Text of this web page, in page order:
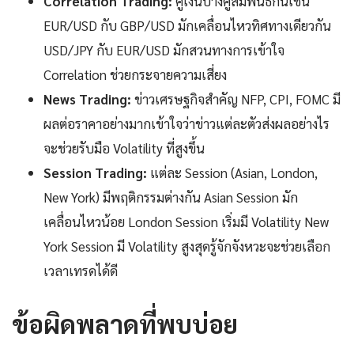
EUR/USD กับ GBP/USD มักเคลื่อนไหวทิศทางเดียวกัน
USD/JPY กับ EUR/USD มักสวนทางการเข้าใจ
Correlation ช่วยกระจายความเสี่ยง
News Trading: ข่าวเศรษฐกิจสำคัญ NFP, CPI, FOMC มี
ผลต่อราคาอย่างมากเข้าใจว่าข่าวแต่ละตัวส่งผลอย่างไร
จะช่วยรับมือ Volatility ที่สูงขึ้น
Session Trading: แต่ละ Session (Asian, London,
New York) มีพฤติกรรมต่างกัน Asian Session มัก
เคลื่อนไหวน้อย London Session เริ่มมี Volatility New
York Session มี Volatility สูงสุดรู้จักจังหวะจะช่วยเลือก
เวลาเทรดได้ดี
ข้อผิดพลาดที่พบบ่อย